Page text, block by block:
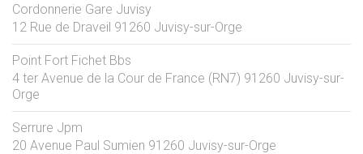
Cordonnerie Gare Juvisy
12 Rue de Draveil 91260 Juvisy-sur-Orge
Point Fort Fichet Bbs
4 ter Avenue de la Cour de France (RN7) 91260 Juvisy-sur-
Orge
Serrure Jpm
20 Avenue Paul Sumien 91260 Juvisy-sur-Orge